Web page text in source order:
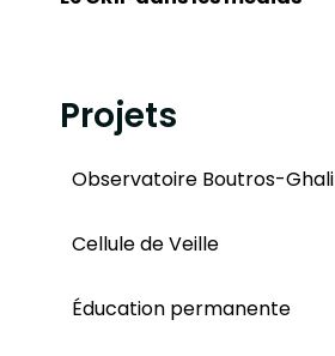
Projets
Observatoire Boutros-Ghali
Cellule de Veille
Éducation permanente